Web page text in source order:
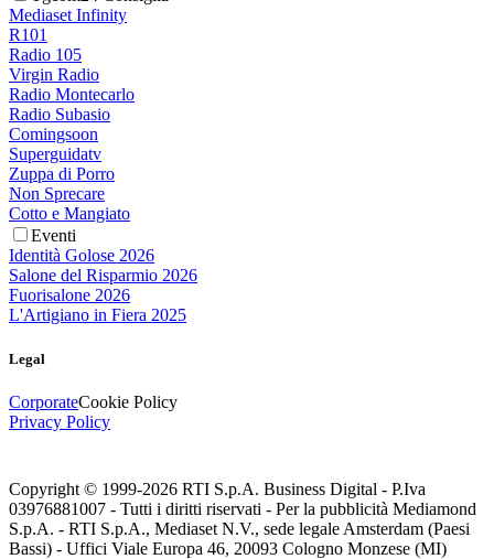
Mediaset Infinity
R101
Radio 105
Virgin Radio
Radio Montecarlo
Radio Subasio
Comingsoon
Superguidatv
Zuppa di Porro
Non Sprecare
Cotto e Mangiato
Eventi
Identità Golose 2026
Salone del Risparmio 2026
Fuorisalone 2026
L'Artigiano in Fiera 2025
Legal
CorporateCookie Policy
Privacy Policy
Copyright © 1999-2026 RTI S.p.A. Business Digital - P.Iva
03976881007 - Tutti i diritti riservati - Per la pubblicità Mediamond
S.p.A. - RTI S.p.A., Mediaset N.V., sede legale Amsterdam (Paesi
Bassi) - Uffici Viale Europa 46, 20093 Cologno Monzese (MI)